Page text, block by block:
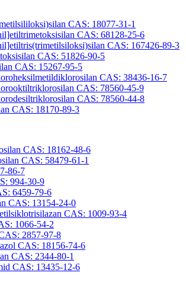
CAS: 18077-31-1
CAS: 68128-25-6
CAS: 167426-89-3
CAS: 51826-90-5
CAS: 15267-95-5
CAS: 38436-16-7
CAS: 78560-45-9
CAS: 78560-44-8
CAS: 18170-89-3
CAS: 18162-48-6
CAS: 58479-61-1
86-7
994-30-9
6459-79-6
CAS: 13154-24-0
CAS: 1009-93-4
1066-54-2
2857-97-8
CAS: 18156-74-6
CAS: 2344-80-1
CAS: 13435-12-6